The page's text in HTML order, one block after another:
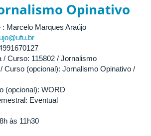
Opinativo
: Marcelo Marques Araújo
/ Curso: 115802 / Jornalismo
Curso (opcional): Jornalismo Opinativo /
(opcional): WORD
Eventual
às 11h30